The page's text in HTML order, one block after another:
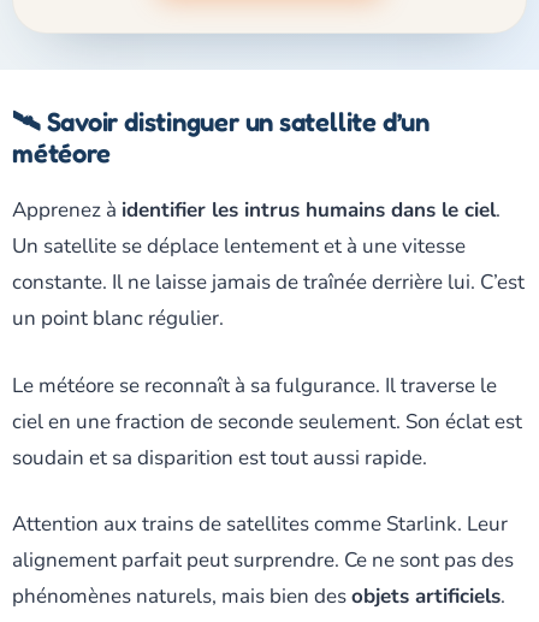
🛰️ Savoir distinguer un satellite d’un
météore
Apprenez à identifier les intrus humains dans le ciel.
Un satellite se déplace lentement et à une vitesse
constante. Il ne laisse jamais de traînée derrière lui. C’est
un point blanc régulier.
Le météore se reconnaît à sa fulgurance. Il traverse le
ciel en une fraction de seconde seulement. Son éclat est
soudain et sa disparition est tout aussi rapide.
Attention aux trains de satellites comme Starlink. Leur
alignement parfait peut surprendre. Ce ne sont pas des
phénomènes naturels, mais bien desobjets artificiels.